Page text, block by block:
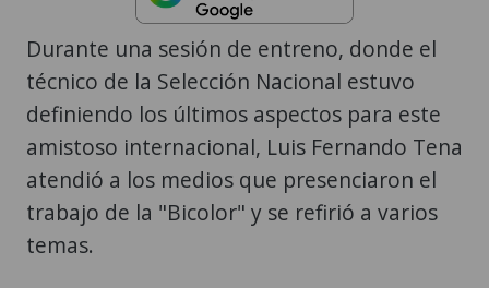
Durante una sesión de entreno, donde el
técnico de la Selección Nacional estuvo
definiendo los últimos aspectos para este
amistoso internacional, Luis Fernando Tena
atendió a los medios que presenciaron el
trabajo de la "Bicolor" y se refirió a varios
temas.